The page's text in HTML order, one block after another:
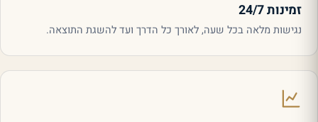
זמינות 24/7
נגישות מלאה בכל שעה, לאורך כל הדרך ועד להשגת התוצאה.